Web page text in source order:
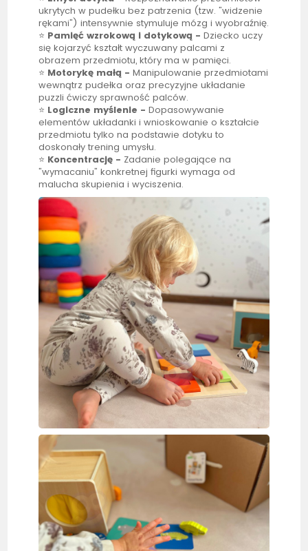
ukrytych w pudełku bez patrzenia (tzw. "widzenie
rękami") intensywnie stymuluje mózg i wyobraźnię.
⭐ Pamięć wzrokową i dotykową - Dziecko uczy
się kojarzyć kształt wyczuwany palcami z
obrazem przedmiotu, który ma w pamięci.
⭐ Motorykę małą - Manipulowanie przedmiotami
wewnątrz pudełka oraz precyzyjne układanie
puzzli ćwiczy sprawność palców.
⭐ Logiczne myślenie - Dopasowywanie
elementów układanki i wnioskowanie o kształcie
przedmiotu tylko na podstawie dotyku to
doskonały trening umysłu.
⭐ Koncentrację - Zadanie polegające na
"wymacaniu" konkretnej figurki wymaga od
malucha skupienia i wyciszenia.